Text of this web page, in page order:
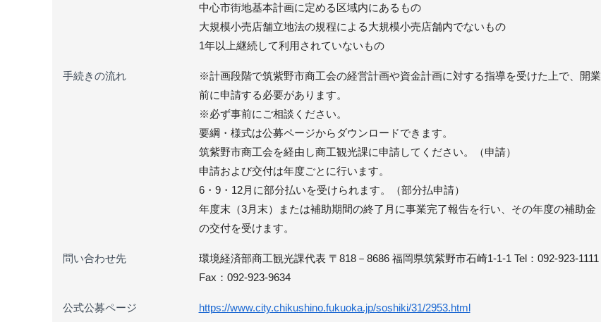
中心市街地基本計画に定める区域内にあるもの
大規模小売店舗立地法の規程による大規模小売店舗内でないもの
1年以上継続して利用されていないもの
手続きの流れ
※計画段階で筑紫野市商工会の経営計画や資金計画に対する指導を受けた上で、開業
前に申請する必要があります。
※必ず事前にご相談ください。
要綱・様式は公募ページからダウンロードできます。
筑紫野市商工会を経由し商工観光課に申請してください。（申請）
申請および交付は年度ごとに行います。
6・9・12月に部分払いを受けられます。（部分払申請）
年度末（3月末）または補助期間の終了月に事業完了報告を行い、その年度の補助金
の交付を受けます。
問い合わせ先
環境経済部商工観光課代表 〒818－8686 福岡県筑紫野市石崎1-1-1 Tel：092-923-1111
Fax：092-923-9634
公式公募ページ https://www.city.chikushino.fukuoka.jp/soshiki/31/2953.html